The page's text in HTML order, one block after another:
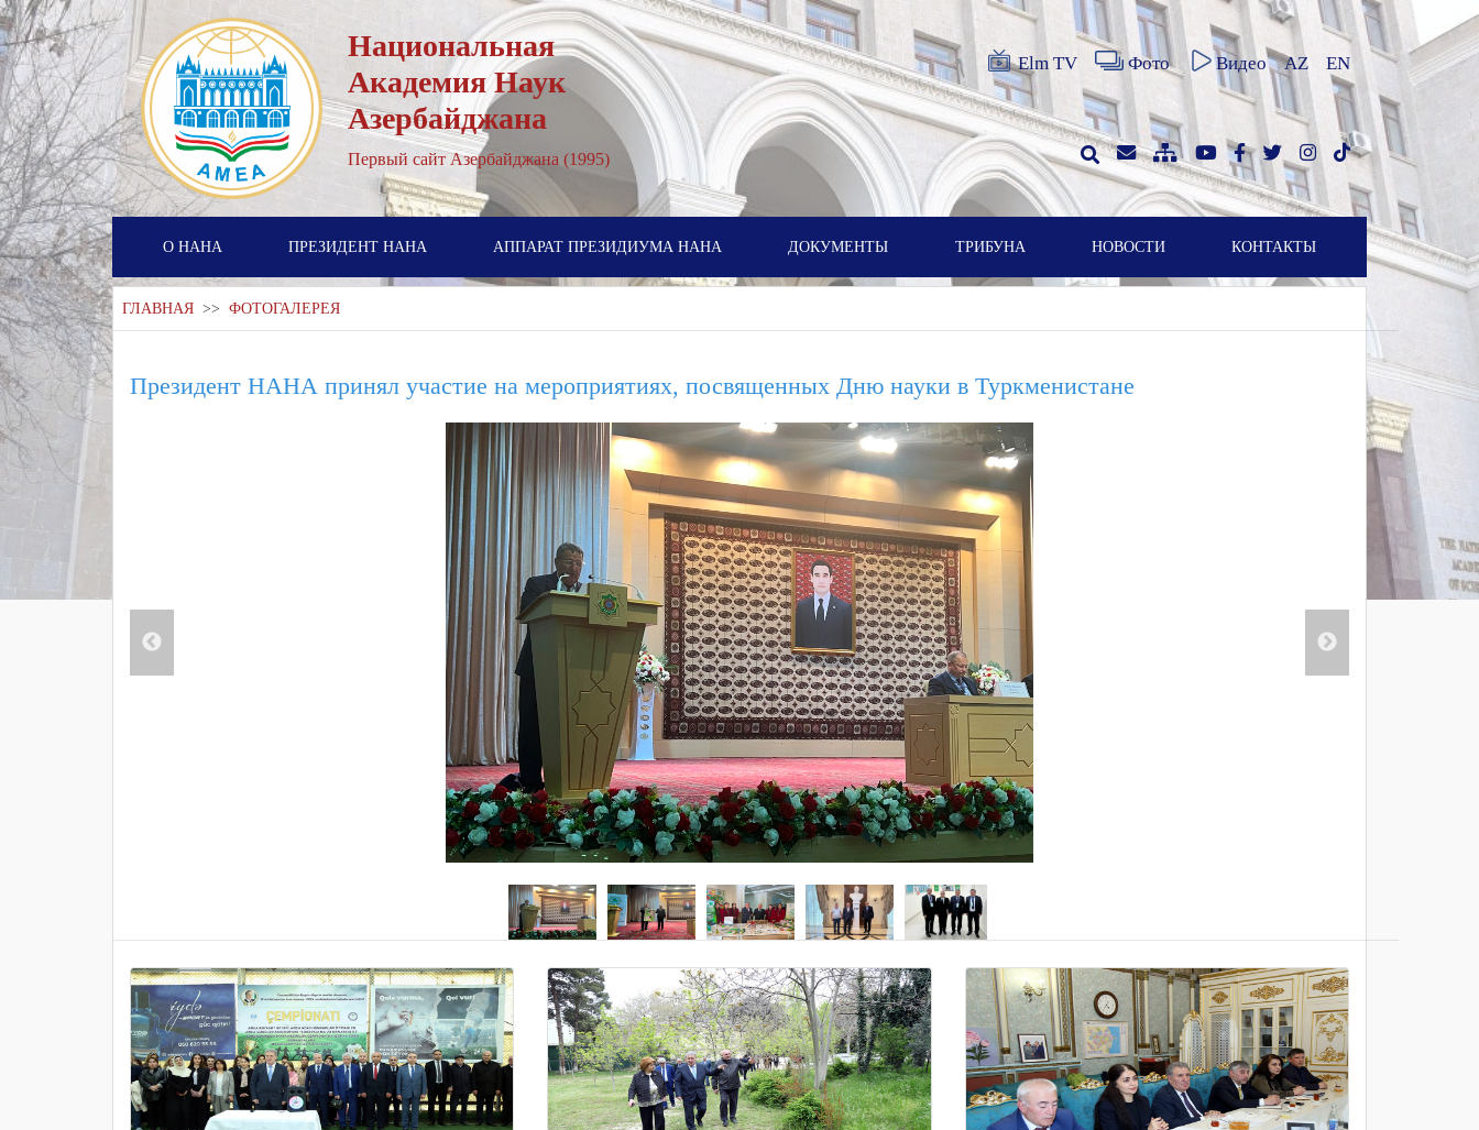
Национальная
Академия Наук
Азербайджана
Первый cайт Азербайджана (1995)
Elm TV Фото Видео AZ EN
О НАНА ПРЕЗИДЕНТ НАНА АППАРАТ ПРЕЗИДИУМА НАНА ДОКУМЕНТЫ ТРИБУНА НОВОСТИ КОНТАКТЫ
ГЛАВНАЯ >> ФОТОГАЛЕРЕЯ
Президент НАНА принял участие на мероприятиях, посвященных Дню науки в Туркменистане